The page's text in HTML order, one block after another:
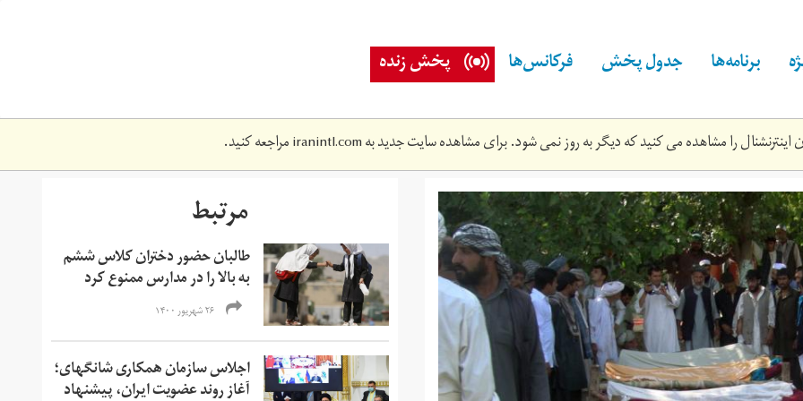
برنامه‌ها جدول پخش فرکانس‌ها پخش زنده
را مشاهده می کنید که دیگر به روز نمی شود. برای مشاهده سایت جدید بهiranintl.comمراجعه کنید.
مرتبط
طالبان حضور دختران کلاس ششم
به بالا را در مدارس ممنوع کرد
۲۶ شهریور ۱۴۰۰
اجلاس سازمان همکاری شانگهای؛
آغاز روند عضویت ایران، پیشنهاد